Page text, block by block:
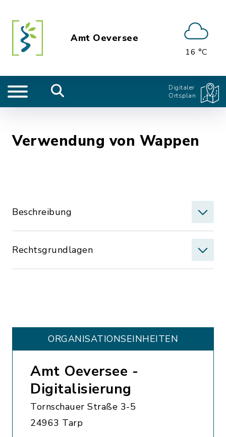
Amt Oeversee
16 °C
Digitaler
Ortsplan
Verwendung von Wappen
Beschreibung
Rechtsgrundlagen
ORGANISATIONS­EINHEITEN
Amt Oeversee -
Digitalisierung
Tornschauer Straße 3-5
24963 Tarp